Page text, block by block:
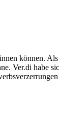
können.
Ver.di habe